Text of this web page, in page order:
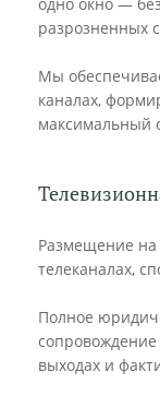
разрозненных
Мы
каналах,
максимальный
Размещение
телеканалах,
Полное
сопровождение
выходах и